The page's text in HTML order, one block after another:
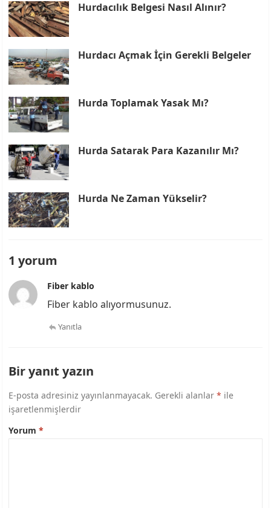
Hurdacılık Belgesi Nasıl Alınır?
Hurdacı Açmak İçin Gerekli Belgeler
Hurda Toplamak Yasak Mı?
Hurda Satarak Para Kazanılır Mı?
Hurda Ne Zaman Yükselir?
1 yorum
Fiber kablo
Fiber kablo alıyormusunuz.
Yanıtla
Bir yanıt yazın
E-posta adresiniz yayınlanmayacak. Gerekli alanlar* ile
işaretlenmişlerdir
Yorum*